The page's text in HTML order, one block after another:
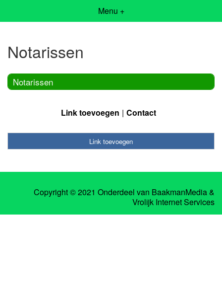
Menu +
Notarissen
Notarissen
Link toevoegen Contact
Link toevoegen
Copyright © 2021 Onderdeel van BaakmanMedia&
Vrolijk Internet Services